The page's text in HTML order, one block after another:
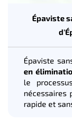
Épaviste
Épaviste
en
le
nécessaires
rapide et